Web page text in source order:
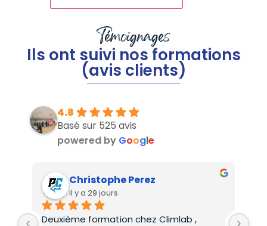
Témoignages
Ils ont suivi nos formations
(avis clients)
4.8
Basé sur 525 avis
powered by Google
Christophe Perez
il y a 29 jours
Deuxième formation chez Climlab ,